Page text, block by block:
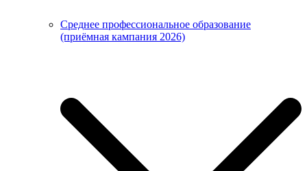
Среднее профессиональное образование
(приёмная кампания 2026)